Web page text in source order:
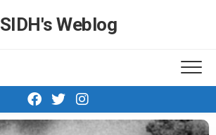
SIDH′s Weblog